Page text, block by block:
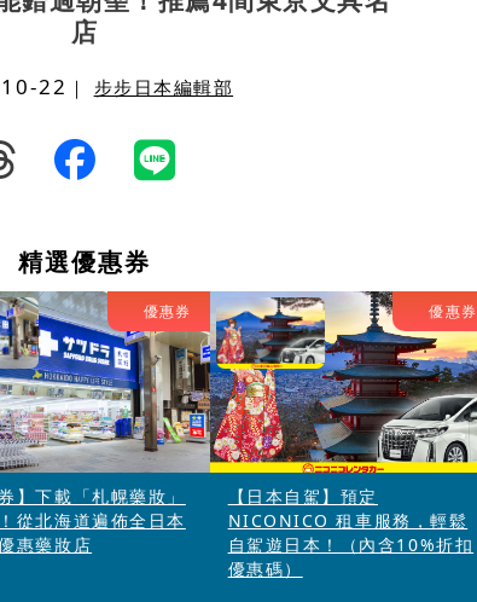
店
22 ｜ 步步日本編輯部
精選優惠券
優惠券
】下載「札幌藥妝」
從北海道遍佈全日本
惠藥妝店
優惠券
【日本自駕】預定
NICONICO 租車服務，輕鬆
自駕遊日本！（內含10%折扣
優惠碼）